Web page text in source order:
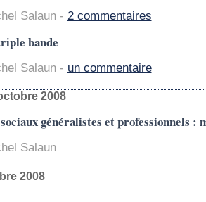
Salaun - 2 commentaires
bande
Salaun - un commentaire
2008
généralistes et professionnels :
Salaun
2008